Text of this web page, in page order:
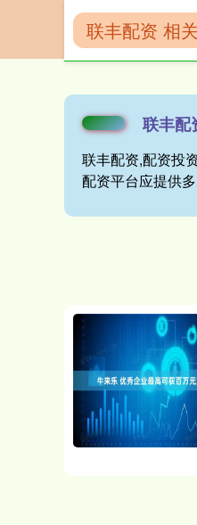
联丰配
联丰配资,配资投
配资平台应提供
联丰配资 相